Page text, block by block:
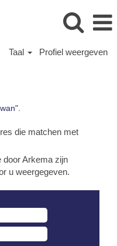
Taal Profiel weergeven
die matchen met
door Arkema zijn
u weergegeven.